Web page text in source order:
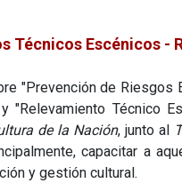
Técnicos Escénicos -
"Prevención de Riesgos
"Relevamiento Técnico
de la Nación, junto al
capacitar a
y gestión cultural.